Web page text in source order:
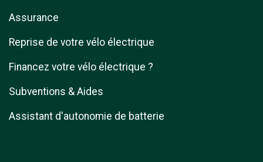
Assurance
Reprise de votre vélo électrique
Financez votre vélo électrique ?
Subventions & Aides
Assistant d'autonomie de batterie